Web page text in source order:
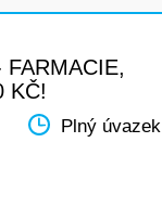
FARMACIE,
KČ!
Plný úvazek